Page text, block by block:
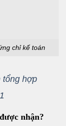
chỉ kế toán
tổng hợp
nhận?